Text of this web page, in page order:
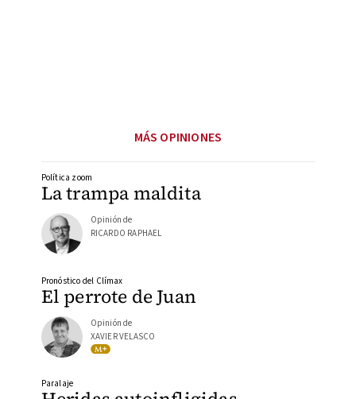
MÁS OPINIONES
La trampa maldita
Política zoom
Opinión de
RICARDO RAPHAEL
El perrote de Juan
Pronóstico del Clímax
Opinión de
XAVIER VELASCO
Paralaje